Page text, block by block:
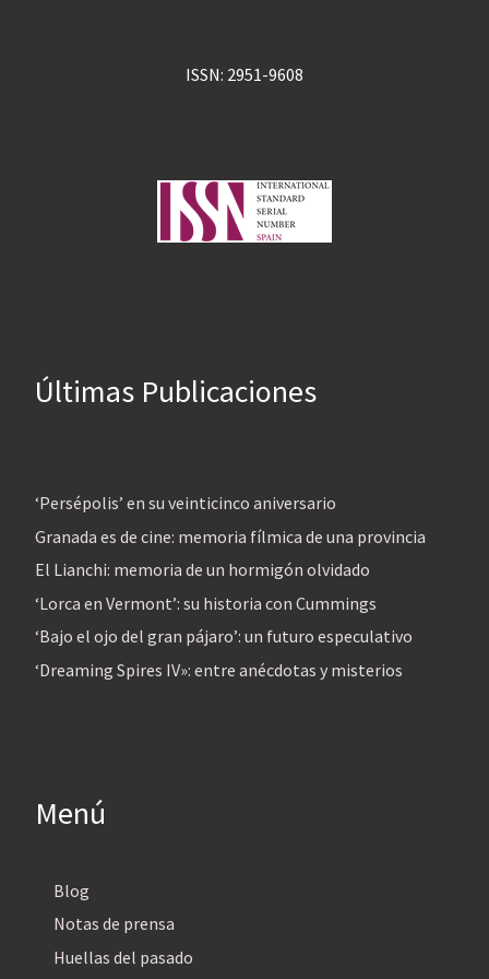
ISSN: 2951-9608
Últimas Publicaciones
‘Persépolis’ en su veinticinco aniversario
Granada es de cine: memoria fílmica de una provincia
El Lianchi: memoria de un hormigón olvidado
‘Lorca en Vermont’: su historia con Cummings
‘Bajo el ojo del gran pájaro’: un futuro especulativo
‘Dreaming Spires IV»: entre anécdotas y misterios
Menú
Blog
Notas de prensa
Huellas del pasado